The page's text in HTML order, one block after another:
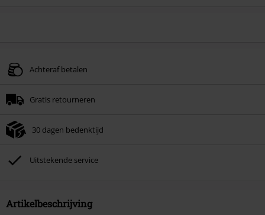
Achteraf betalen
Gratis retourneren
30 dagen bedenktijd
Uitstekende service
Artikelbeschrijving